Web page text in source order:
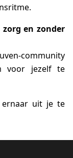
en zonder
community
voor jezelf te
ernaar uit je te